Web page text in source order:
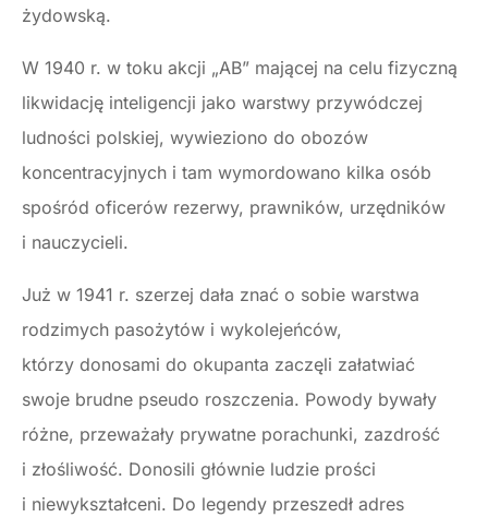
żydowską.
W 1940 r. w toku akcji „AB” mającej na celu fizyczną
likwidację inteligencji jako warstwy przywódczej
ludności polskiej, wywieziono do obozów
koncentracyjnych i tam wymordowano kilka osób
spośród oficerów rezerwy, prawników, urzędników
i nauczycieli.
Już w 1941 r. szerzej dała znać o sobie warstwa
rodzimych pasożytów i wykolejeńców,
którzy donosami do okupanta zaczęli załatwiać
swoje brudne pseudo roszczenia. Powody bywały
różne, przeważały prywatne porachunki, zazdrość
i złośliwość. Donosili głównie ludzie prości
i niewykształceni. Do legendy przeszedł adres